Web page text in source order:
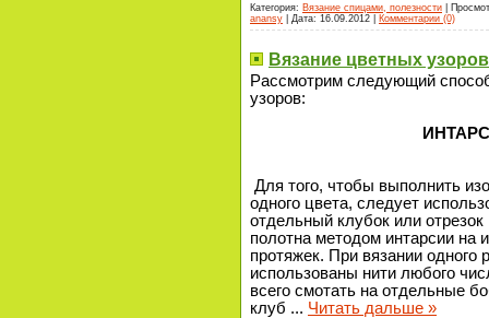
Категория: Вязание спицами, полезности |
anansy | Дата: 16.09.2012 Комментарии (0)
Вязание цветных
Рассмотрим следующий
узоров:
Для того, чтобы выполнить
одного цвета, следует
отдельный клубок или
полотна методом интарсии на
протяжек. При вязании одного
использованы нити любого
всего смотать на отдельные
клуб ... Читать дальше »